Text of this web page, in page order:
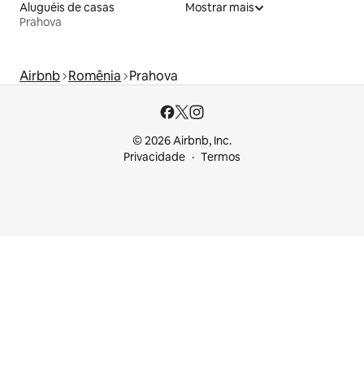
Aluguéis de casas
Prahova
Mostrar mais
Airbnb Romênia Prahova
© 2026 Airbnb, Inc.
Privacidade
Termos